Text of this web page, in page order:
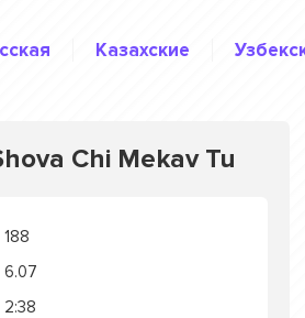
Казахские
Chi Mekav Tu
188
6.07
2:38